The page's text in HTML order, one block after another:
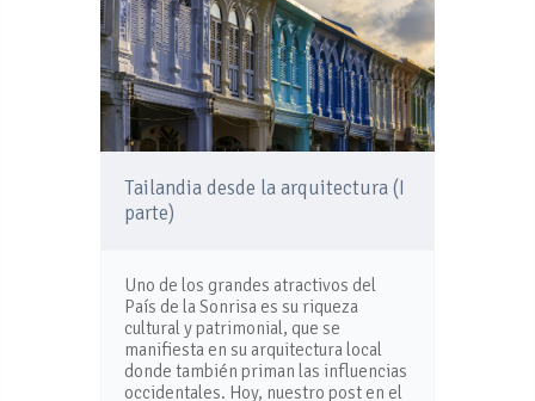
Tailandia desde la arquitectura (I
parte)
Uno de los grandes atractivos del
País de la Sonrisa es su riqueza
cultural y patrimonial, que se
manifiesta en su arquitectura local
donde también priman las influencias
occidentales. Hoy, nuestro post en el